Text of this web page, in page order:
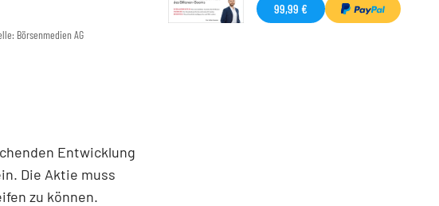
Börsenmedien AG
Entwicklung
Die Aktie muss
zu können.
99,99 €